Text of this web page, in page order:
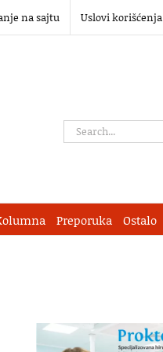
na sajtu Uslovi korišćenja
Search
Preporuka Ostalo